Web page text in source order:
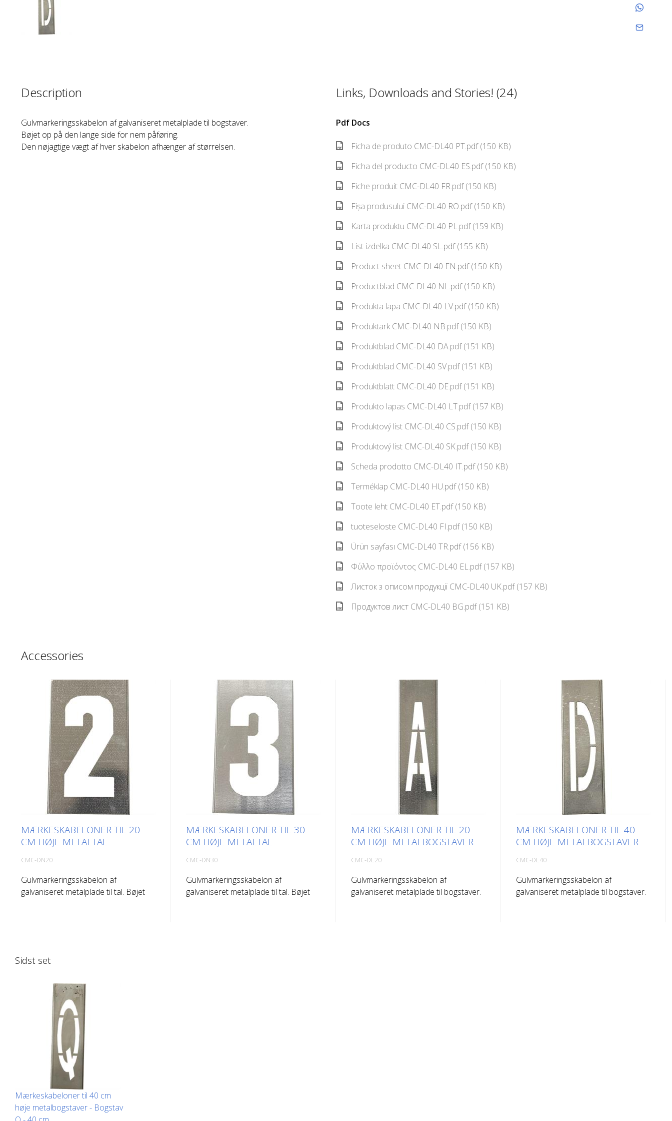
Description
Gulvmarkeringsskabelon af galvaniseret metalplade til bogstaver.
Bøjet op på den lange side for nem påføring.
Den nøjagtige vægt af hver skabelon afhænger af størrelsen.
Links, Downloads and Stories! (24)
Pdf Docs
Ficha de produto CMC-DL40 PT.pdf (150 KB)
Ficha del producto CMC-DL40 ES.pdf (150 KB)
Fiche produit CMC-DL40 FR.pdf (150 KB)
Fișa produsului CMC-DL40 RO.pdf (150 KB)
Karta produktu CMC-DL40 PL.pdf (159 KB)
List izdelka CMC-DL40 SL.pdf (155 KB)
Product sheet CMC-DL40 EN.pdf (150 KB)
Productblad CMC-DL40 NL.pdf (150 KB)
Produkta lapa CMC-DL40 LV.pdf (150 KB)
Produktark CMC-DL40 NB.pdf (150 KB)
Produktblad CMC-DL40 DA.pdf (151 KB)
Produktblad CMC-DL40 SV.pdf (151 KB)
Produktblatt CMC-DL40 DE.pdf (151 KB)
Produkto lapas CMC-DL40 LT.pdf (157 KB)
Produktový list CMC-DL40 CS.pdf (150 KB)
Produktový list CMC-DL40 SK.pdf (150 KB)
Scheda prodotto CMC-DL40 IT.pdf (150 KB)
Terméklap CMC-DL40 HU.pdf (150 KB)
Toote leht CMC-DL40 ET.pdf (150 KB)
tuoteseloste CMC-DL40 FI.pdf (150 KB)
Ürün sayfası CMC-DL40 TR.pdf (156 KB)
Φύλλο προϊόντος CMC-DL40 EL.pdf (157 KB)
Листок з описом продукції CMC-DL40 UK.pdf (157 KB)
Продуктов лист CMC-DL40 BG.pdf (151 KB)
Accessories
MÆRKESKABELONER TIL 20
CM HØJE METALTAL
CMC-DN20
Gulvmarkeringsskabelon af
galvaniseret metalplade til tal. Bøjet
MÆRKESKABELONER TIL 30
CM HØJE METALTAL
CMC-DN30
Gulvmarkeringsskabelon af
galvaniseret metalplade til tal. Bøjet
MÆRKESKABELONER TIL 20
CM HØJE METALBOGSTAVER
CMC-DL20
Gulvmarkeringsskabelon af
galvaniseret metalplade til bogstaver.
MÆRKESKABELONER TIL 40
CM HØJE METALBOGSTAVER
CMC-DL40
Gulvmarkeringsskabelon af
galvaniseret metalplade til bogstaver.
Sidst set
Mærkeskabeloner til 40 cm
høje metalbogstaver - Bogstav